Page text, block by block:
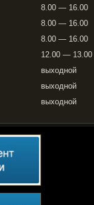
8.00 — 16.00
8.00 — 16.00
8.00 — 16.00
12.00 — 13.00
выходной
выходной
выходной